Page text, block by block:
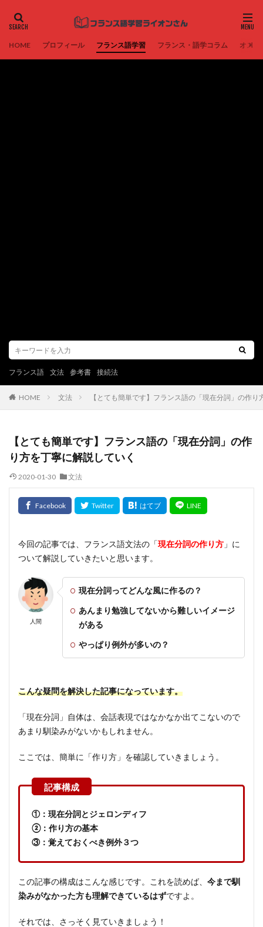
HOME プロフィール フランス語学習 フランス・語学コラム オスス
フランス語 文法 参考書 接続法
HOME 文法 【とても簡単です】フランス語の「現在分詞」の作
【とても簡単です】フランス語の「現在分詞」の作
り方を丁寧に解説していく
2020-01-30 文法
今回の記事では、フランス語文法の「現在分詞の作り方 」に
ついて解説していきたいと思います。
人間
現在分詞ってどんな風に作るの？
あんまり勉強してないから難しいイメージ
がある
やっぱり例外が多いの？
こんな疑問を解決した記事になっています。
「現在分詞」自体は、会話表現ではなかなか出てこないので
あまり馴染みがないかもしれません。
ここでは、簡単に「作り方」を確認していきましょう。
①：現在分詞とジェロンディフ
②：作り方の基本
③：覚えておくべき例外３つ
この記事の構成はこんな感じです。これを読めば、 今まで馴
染みがなかった方も理解できているはずですよ。
それでは、さっそく見ていきましょう！